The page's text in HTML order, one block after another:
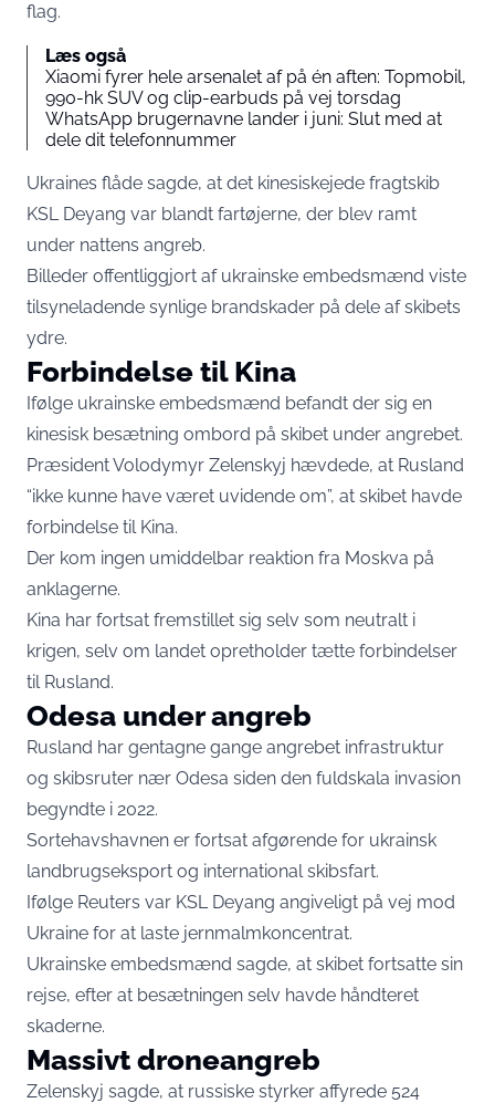
flag.
Læs også
Xiaomi fyrer hele arsenalet af på én aften: Topmobil,
990-hk SUV og clip-earbuds på vej torsdag
WhatsApp brugernavne lander i juni: Slut med at
dele dit telefonnummer
Ukraines flåde sagde, at det kinesiskejede fragtskib
KSL Deyang var blandt fartøjerne, der blev ramt
under nattens angreb.
Billeder offentliggjort af ukrainske embedsmænd viste
tilsyneladende synlige brandskader på dele af skibets
ydre.
Forbindelse til Kina
Ifølge ukrainske embedsmænd befandt der sig en
kinesisk besætning ombord på skibet under angrebet.
Præsident Volodymyr Zelenskyj hævdede, at Rusland
“ikke kunne have været uvidende om”, at skibet havde
forbindelse til Kina.
Der kom ingen umiddelbar reaktion fra Moskva på
anklagerne.
Kina har fortsat fremstillet sig selv som neutralt i
krigen, selv om landet opretholder tætte forbindelser
til Rusland.
Odesa under angreb
Rusland har gentagne gange angrebet infrastruktur
og skibsruter nær Odesa siden den fuldskala invasion
begyndte i 2022.
Sortehavshavnen er fortsat afgørende for ukrainsk
landbrugseksport og international skibsfart.
Ifølge Reuters var KSL Deyang angiveligt på vej mod
Ukraine for at laste jernmalmkoncentrat.
Ukrainske embedsmænd sagde, at skibet fortsatte sin
rejse, efter at besætningen selv havde håndteret
skaderne.
Massivt droneangreb
Zelenskyj sagde, at russiske styrker affyrede 524